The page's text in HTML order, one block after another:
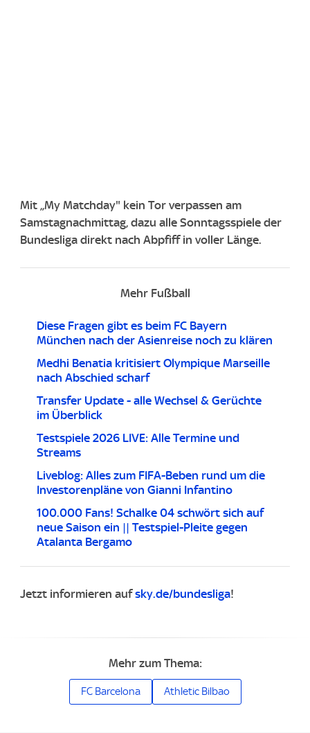
Mit „My Matchday" kein Tor verpassen am
Samstagnachmittag, dazu alle Sonntagsspiele der
Bundesliga direkt nach Abpfiff in voller Länge.
Mehr Fußball
Diese Fragen gibt es beim FC Bayern
München nach der Asienreise noch zu klären
Medhi Benatia kritisiert Olympique Marseille
nach Abschied scharf
Transfer Update - alle Wechsel & Gerüchte
im Überblick
Testspiele 2026 LIVE: Alle Termine und
Streams
Liveblog: Alles zum FIFA-Beben rund um die
Investorenpläne von Gianni Infantino
100.000 Fans! Schalke 04 schwört sich auf
neue Saison ein || Testspiel-Pleite gegen
Atalanta Bergamo
Jetzt informieren aufsky.de/bundesliga!
Mehr zum Thema:
FC Barcelona Athletic Bilbao